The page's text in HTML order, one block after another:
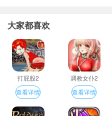
大家都喜欢
打屁股2
查看详情
调教女仆2
查看详情